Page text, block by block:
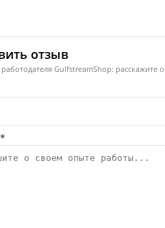
отзыв
GulfstreamShop: расскажите